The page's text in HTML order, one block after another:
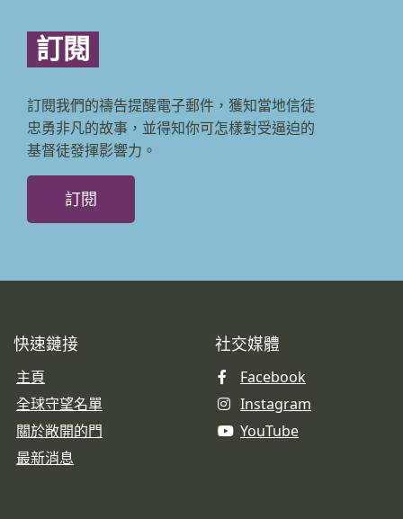
訂閱
訂閱我們的禱告提醒電子郵件，獲知當地信徒
忠勇非凡的故事，並得知你可怎樣對受逼迫的
基督徒發揮影響力。
訂閱
快速鏈接
主頁
全球守望名單
關於敞開的門
最新消息
社交媒體
Facebook
Instagram
YouTube